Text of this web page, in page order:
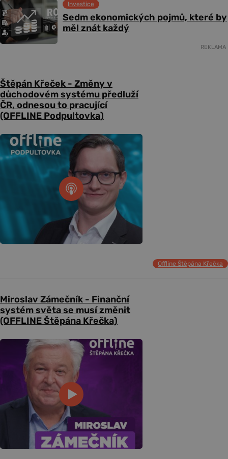
Sedm ekonomických pojmů, které by
měl znát každý
Investice
REKLAMA
Štěpán Křeček - Změny v
důchodovém systému předluží
ČR, odnesou to pracující
(OFFLINE Podpultovka)
Offline Štěpána Křečka
Miroslav Zámečník - Finanční
systém světa se musí změnit
(OFFLINE Štěpána Křečka)